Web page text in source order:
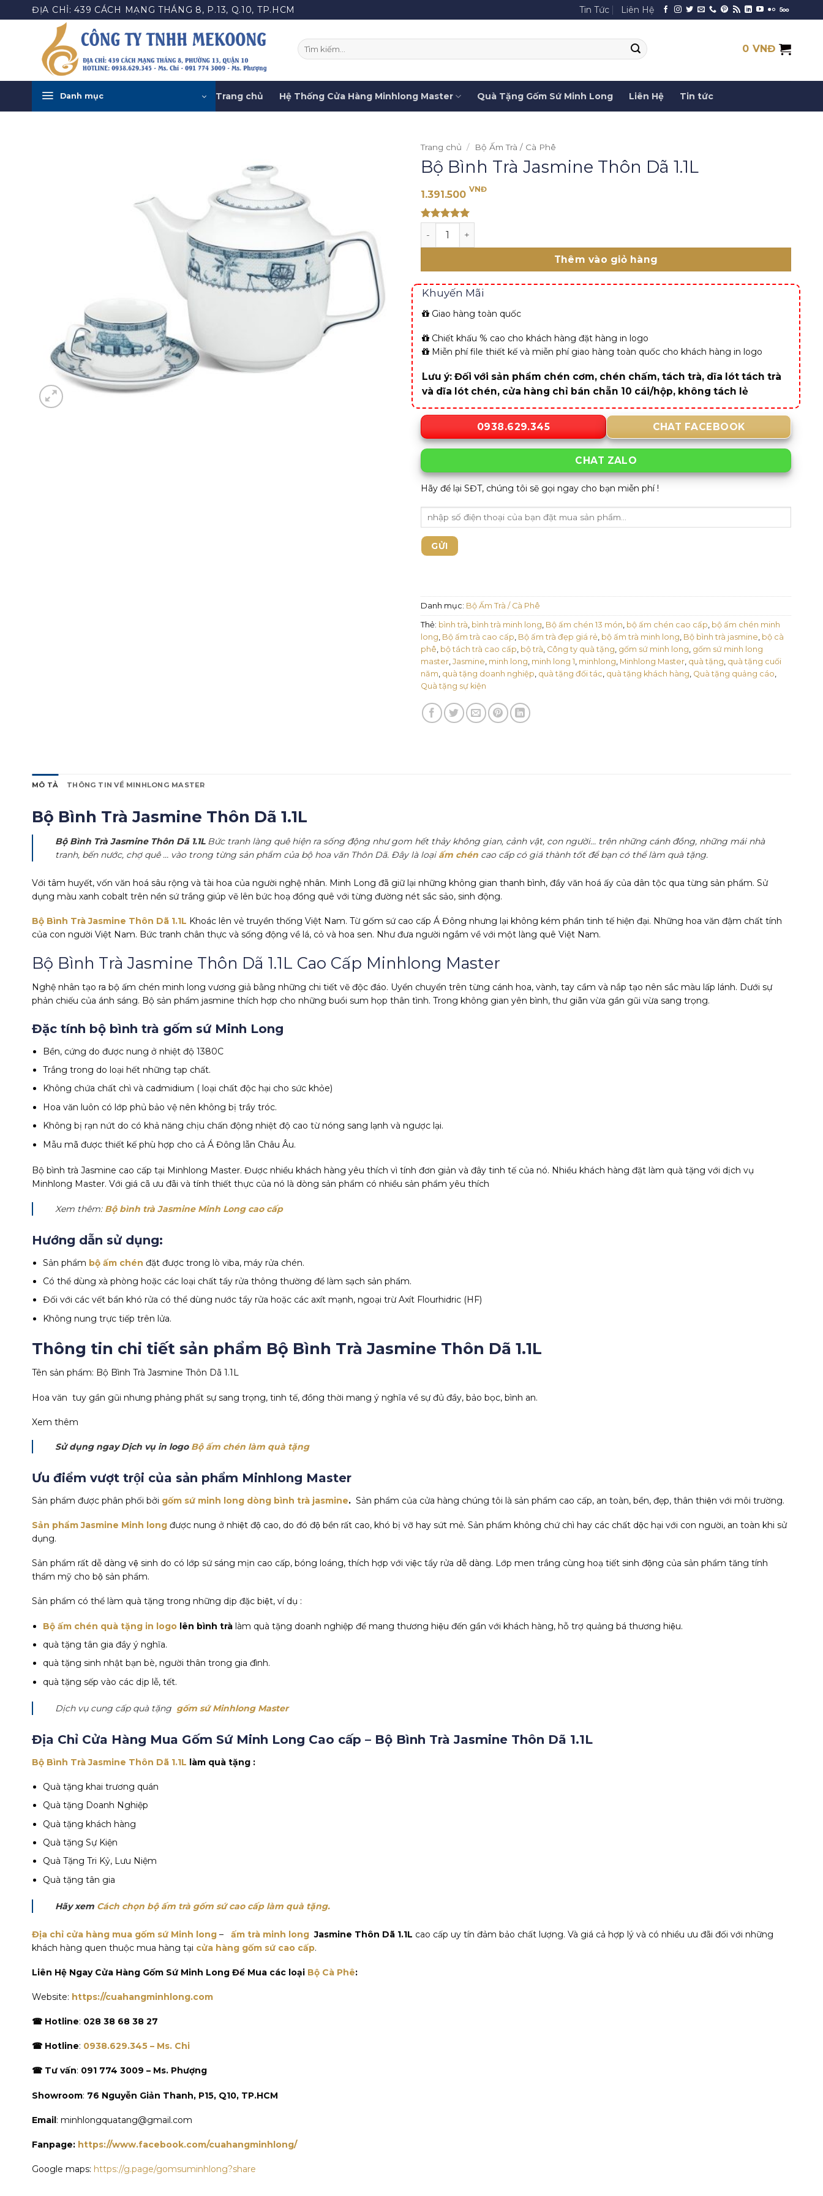
qua
ĐỊA CHỈ: 439 CÁCH MẠNG THÁNG 8, P.13, Q.10, TP.HCM Tin Tức Liên Hệ
Tìm
kiếm:
0 VNĐ
Danh mục Trang chủ Hệ Thống Cửa Hàng Minhlong Master Quà Tặng Gốm Sứ Minh Long Liên Hệ Tin tức
Trang chủ / Bộ Ấm Trà / Cà Phê
Bộ Bình Trà Jasmine Thôn Dã 1.1L
1.391.500 VNĐ
out of 5
Bộ Bình Trà Jasmine Thôn Dã 1.1L số lượng
Thêm vào giỏ hàng
Khuyến Mãi
Giao hàng toàn quốc
Chiết khấu % cao cho khách hàng đặt hàng in logo
Miễn phí file thiết kế và miễn phí giao hàng toàn quốc cho khách hàng in logo
Lưu ý: Đối với sản phẩm chén cơm, chén chấm, tách trà, dĩa lót tách trà
và dĩa lót chén, cửa hàng chỉ bán chẵn 10 cái/hộp, không tách lẻ
0938.629.345 CHAT FACEBOOK
CHAT ZALO
Hãy để lại SĐT, chúng tôi sẽ gọi ngay cho bạn miễn phí !
Danh mục: Bộ Ấm Trà / Cà Phê
Thẻ: bình trà bình trà minh long Bộ ấm chén 13 món bộ ấm chén cao cấp bộ ấm chén minh
long Bộ ấm trà cao cấp Bộ ấm trà đẹp giá rẻ bộ ấm trà minh long Bộ bình trà jasmine bộ cà
phê bộ tách trà cao cấp bộ trà Công ty quà tặng gốm sứ minh long gốm sứ minh long
master Jasmine minh long minh long 1 minhlong Minhlong Master quà tặng quà tặng cuối
năm quà tặng doanh nghiệp quà tặng đối tác quà tặng khách hàng Quà tặng quảng cáo
Quà tặng sự kiện
MÔ TẢ THÔNG TIN VỀ MINHLONG MASTER
Bộ Bình Trà Jasmine Thôn Dã 1.1L
Bộ Bình Trà Jasmine Thôn Dã 1.1LBức tranh làng quê hiện ra sống động như gom hết thảy không gian, cảnh vật, con người… trên những cánh đồng, những mái nhà
tranh, bến nước, chợ quê … vào trong từng sản phẩm của bộ hoa văn Thôn Dã. Đây là loại ấm chén cao cấp có giá thành tốt để bạn có thể làm quà tặng.
Với tâm huyết, vốn văn hoá sâu rộng và tài hoa của người nghệ nhân. Minh Long đã giữ lại những không gian thanh bình, đầy văn hoá ấy của dân tộc qua từng sản phẩm. Sử
dụng màu xanh cobalt trên nền sứ trắng giúp vẽ lên bức hoạ đồng quê với từng đường nét sắc sảo, sinh động.
Bộ Bình Trà Jasmine Thôn Dã 1.1L Khoác lên vẻ truyền thống Việt Nam. Từ gốm sứ cao cấp Á Đông nhưng lại không kém phần tinh tế hiện đại. Những hoa văn đậm chất tính
của con người Việt Nam. Bức tranh chân thực và sống động về lá, cỏ và hoa sen. Như đưa người ngắm về với một làng quê Việt Nam.
Bộ Bình Trà Jasmine Thôn Dã 1.1L Cao Cấp Minhlong Master
Nghệ nhân tạo ra bộ ấm chén minh long vương giả bằng những chi tiết vẽ độc đáo. Uyển chuyển trên từng cánh hoa, vành, tay cầm và nắp tạo nên sắc màu lấp lánh. Dưới sự
phản chiếu của ánh sáng. Bộ sản phẩm jasmine thích hợp cho những buổi sum họp thân tình. Trong không gian yên bình, thư giãn vừa gần gũi vừa sang trọng.
Đặc tính bộ bình trà gốm sứ Minh Long
Bền, cứng do được nung ở nhiệt độ 1380C
Trắng trong do loại hết những tạp chất.
Không chứa chất chì và cadmidium ( loại chất độc hại cho sức khỏe)
Hoa văn luôn có lớp phủ bảo vệ nên không bị trầy tróc.
Không bị rạn nứt do có khả năng chịu chấn động nhiệt độ cao từ nóng sang lạnh và ngược lại.
Mẫu mã được thiết kế phù hợp cho cả Á Đông lẫn Châu Âu.
Bộ bình trà Jasmine cao cấp tại Minhlong Master. Được nhiều khách hàng yêu thích vì tính đơn giản và đây tinh tế của nó. Nhiều khách hàng đặt làm quà tặng với dịch vụ
Minhlong Master. Với giá cã ưu đãi và tính thiết thực của nó là dòng sản phẩm có nhiều sản phẩm yêu thích
Xem thêm: Bộ bình trà Jasmine Minh Long cao cấp
Hướng dẫn sử dụng:
Sản phẩm bộ ấm chén đặt được trong lò viba, máy rửa chén.
Có thể dùng xà phòng hoặc các loại chất tẩy rửa thông thường để làm sạch sản phẩm.
Đối với các vết bẩn khó rửa có thể dùng nước tẩy rửa hoặc các axít mạnh, ngoại trừ Axít Flourhidric (HF)
Không nung trực tiếp trên lửa.
Thông tin chi tiết sản phẩm Bộ Bình Trà Jasmine Thôn Dã 1.1L
Tên sản phẩm: Bộ Bình Trà Jasmine Thôn Dã 1.1L
Hoa văn tuy gần gũi nhưng phảng phất sự sang trọng, tinh tế, đồng thời mang ý nghĩa về sự đủ đầy, bảo bọc, bình an.
Xem thêm
Sử dụng ngayDịch vụ in logo Bộ ấm chén làm quà tặng
Ưu điểm vượt trội của sản phẩm Minhlong Master
Sản phẩm được phân phối bởi gốm sứ minh long dòng bình trà jasmine. Sản phẩm của cửa hàng chúng tôi là sản phẩm cao cấp, an toàn, bền, đẹp, thân thiện với môi trường.
Sản phẩm Jasmine Minh long được nung ở nhiệt độ cao, do đó độ bền rất cao, khó bị vỡ hay sứt mẻ. Sản phẩm không chứ chì hay các chất dộc hại với con người, an toàn khi sử
dụng.
Sản phẩm rất dễ dàng vệ sinh do có lớp sứ sáng mịn cao cấp, bóng loáng, thích hợp với việc tẩy rửa dễ dàng. Lớp men trắng cùng hoạ tiết sinh động của sản phẩm tăng tính
thẩm mỹ cho bộ sản phẩm.
Sản phẩm có thể làm quà tặng trong những dịp đặc biệt, ví dụ :
Bộ ấm chén quà tặng in logo lên bình trà làm quà tặng doanh nghiệp để mang thương hiệu đến gần với khách hàng, hỗ trợ quảng bá thương hiệu.
quà tặng tân gia đầy ý nghĩa.
quà tặng sinh nhật bạn bè, người thân trong gia đình.
quà tặng sếp vào các dịp lễ, tết.
Dịch vụ cung cấp quà tặng gốm sứ Minhlong Master
Địa Chỉ Cửa Hàng Mua Gốm Sứ Minh Long Cao cấp – Bộ Bình Trà Jasmine Thôn Dã 1.1L
Bộ Bình Trà Jasmine Thôn Dã 1.1L làm quà tặng :
Quà tặng khai trương quán
Quà tặng Doanh Nghiệp
Quà tặng khách hàng
Quà tặng Sự Kiện
Quà Tặng Tri Kỷ, Lưu Niệm
Quà tặng tân gia
Hãy xem Cách chọn bộ ấm trà gốm sứ cao cấp làm quà tặng.
Địa chỉ cửa hàng mua gốm sứ Minh long – ấm trà minh long Jasmine Thôn Dã 1.1L cao cấp uy tín đảm bảo chất lượng. Và giá cả hợp lý và có nhiều ưu đãi đối với những
khách hàng quen thuộc mua hàng tại cửa hàng gốm sứ cao cấp.
Liên Hệ Ngay Cửa Hàng Gốm Sứ Minh Long Để Mua các loại Bộ Cà Phê:
Website: https://cuahangminhlong.com
☎ Hotline: 028 38 68 38 27
☎ Hotline: 0938.629.345 – Ms. Chi
☎ Tư vấn: 091 774 3009 – Ms. Phượng
Showroom: 76 Nguyễn Giản Thanh, P15, Q10, TP.HCM
Email: minhlongquatang@gmail.com
Fanpage: https://www.facebook.com/cuahangminhlong/
Google maps: https://g.page/gomsuminhlong?share